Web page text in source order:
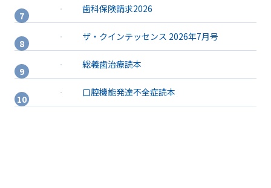
歯科保険請求2026
ザ・クインテッセンス 2026年7月号
総義歯治療読本
口腔機能発達不全症読本